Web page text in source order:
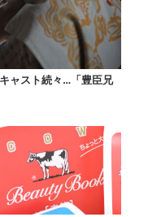
ャスト続々…「豊臣兄